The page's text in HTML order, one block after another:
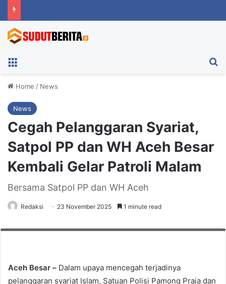
Home / News
News
Cegah Pelanggaran Syariat,
Satpol PP dan WH Aceh Besar
Kembali Gelar Patroli Malam
Bersama Satpol PP dan WH Aceh
Redaksi 23 November 2025 1 minute read
Sosialisasi kepada sejumlah remaja putra dan putri yang kedapatan masih
Aceh Besar – Dalam upaya mencegah terjadinya
pelanggaran syariat Islam, Satuan Polisi Pamong Praja dan